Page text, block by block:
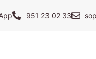
951 23 02 33